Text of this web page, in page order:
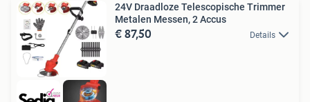
24V Draadloze Telescopische Trimmer
Metalen Messen, 2 Accus
€ 87,50 Details